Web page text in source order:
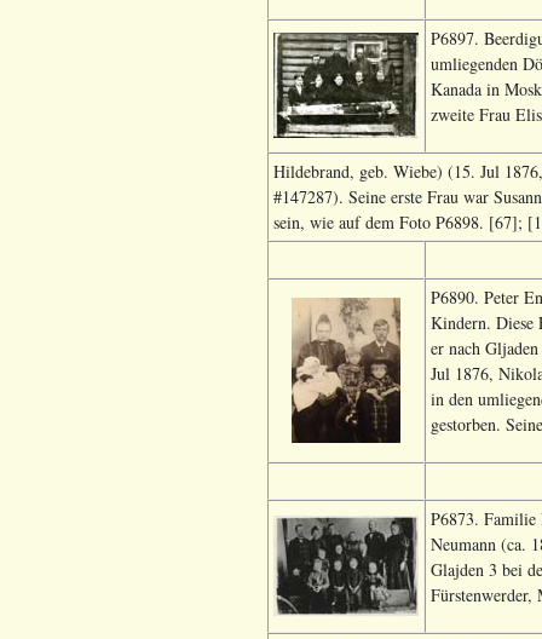
P6897.
umliegenden
Kanada in
zweite Frau
Hildebrand, geb. Wiebe) (15. Jul
#147287). Seine erste Frau war
sein, wie auf dem Foto P6898. [67];
P6890. Peter
Kindern. Diese
er nach
Jul 1876,
in den
gestorben.
P6873. Familie
Neumann (ca.
Glajden 3 bei
Fürstenwerder,